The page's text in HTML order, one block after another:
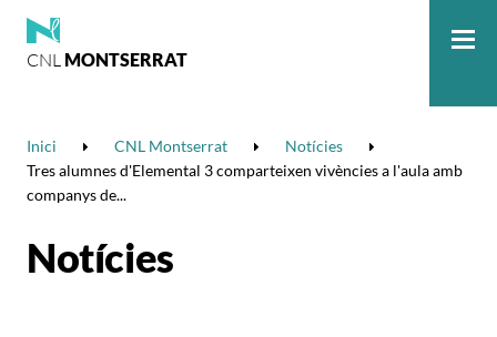
CNL MONTSERRAT
Inici CNL Montserrat
Notícies
Tres alumnes d'Elemental 3 comparteixen vivències a l'aula amb
companys de...
Notícies